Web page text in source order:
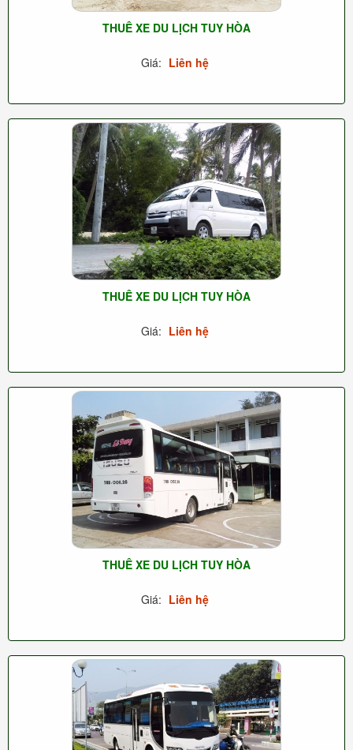
THUÊ XE DU LỊCH TUY HÒA
Giá: Liên hệ
THUÊ XE DU LỊCH TUY HÒA
Giá: Liên hệ
THUÊ XE DU LỊCH TUY HÒA
Giá: Liên hệ